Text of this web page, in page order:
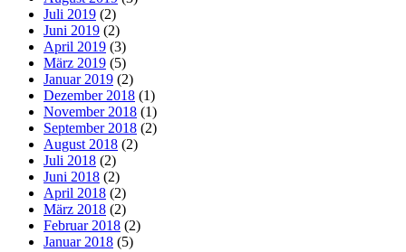
Juli 2019 (2)
Juni 2019 (2)
April 2019 (3)
März 2019 (5)
Januar 2019 (2)
Dezember 2018 (1)
November 2018 (1)
September 2018 (2)
August 2018 (2)
Juli 2018 (2)
Juni 2018 (2)
April 2018 (2)
März 2018 (2)
Februar 2018 (2)
Januar 2018 (5)